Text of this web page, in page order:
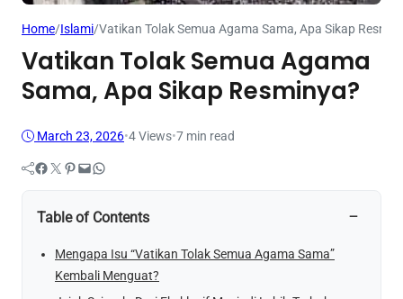
Home/Islami/Vatikan Tolak Semua Agama Sama, Apa Sikap
Vatikan Tolak Semua Agama
Sama, Apa Sikap Resminya?
March 23, 2026•4Views•7 min read
Facebook Twitter Pinterest Mail WhatsApp
Table of Contents −
Mengapa Isu “Vatikan Tolak Semua Agama Sama”
Kembali Menguat?